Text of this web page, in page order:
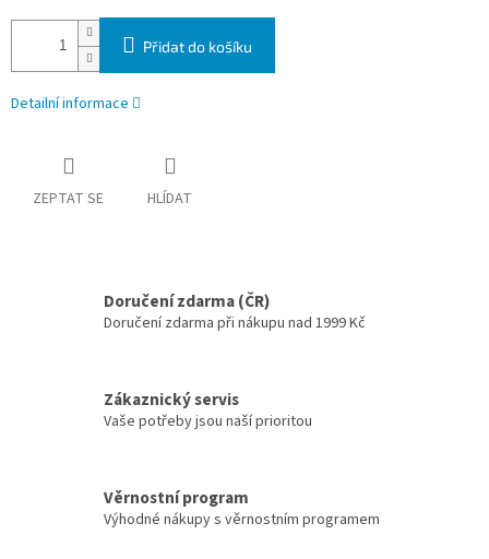
Přidat do košíku
Detailní informace
ZEPTAT SE HLÍDAT
Doručení zdarma (ČR)
Doručení zdarma při nákupu nad 1999 Kč
Zákaznický servis
Vaše potřeby jsou naší prioritou
Věrnostní program
Výhodné nákupy s věrnostním programem